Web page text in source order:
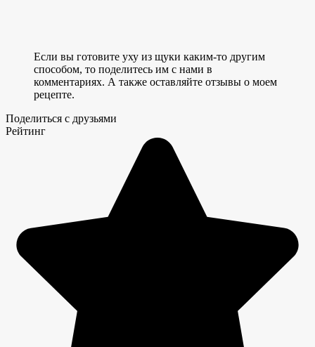
Если вы готовите уху из щуки каким-то другим
способом, то поделитесь им с нами в
комментариях. А также оставляйте отзывы о моем
рецепте.
Поделиться с друзьями
Рейтинг